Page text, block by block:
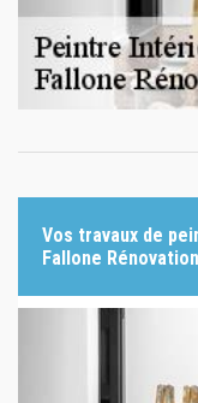
Vos travaux de
Fallone